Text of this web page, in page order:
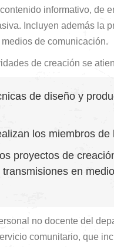
informativo, de
Incluyen además la
de comunicación.
de creación se
de diseño y
los miembros de
proyectos de
en
no docente del
comunitario, que